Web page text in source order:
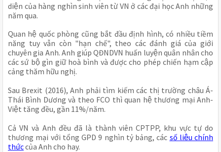
diện của hàng nghìn sinh viên từ VN ở các đại học Anh những
năm qua.
Quan hệ quốc phòng cũng bắt đầu định hình, có nhiều tiềm
năng tuy vẫn còn "hạn chế", theo các đánh giá của giới
chuyên gia Anh. Anh giúp QĐNDVN huấn luyện quân nhân cho
các sứ bộ gìn giữ hoà bình và được cho phép chiến hạm cập
cảng thăm hữu nghị.
Sau Brexit (2016), Anh phải tìm kiếm các thị trường châu Á-
Thái Bình Dương và theo FCO thì quan hệ thương mại Anh-
Việt tăng đều, gần 11%/năm.
Cả VN và Anh đều đã là thành viên CPTPP, khu vực tự do
thương mại với tổng GPD 9 nghìn tỷ bảng, các số liệu chính
thức của Anh cho hay.